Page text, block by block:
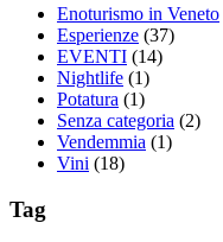
Enoturismo in Veneto
Esperienze (37)
EVENTI (14)
Nightlife (1)
Potatura (1)
Senza categoria (2)
Vendemmia (1)
Vini (18)
Tag